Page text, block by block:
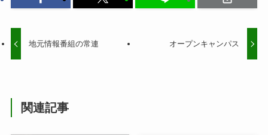
地元情報番組の常連 オープンキャンパス
関連記事